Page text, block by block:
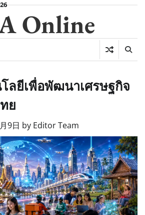
Online
ลยีเพื่อพัฒนาเศรษฐกิจ
ย
9日 by Editor Team